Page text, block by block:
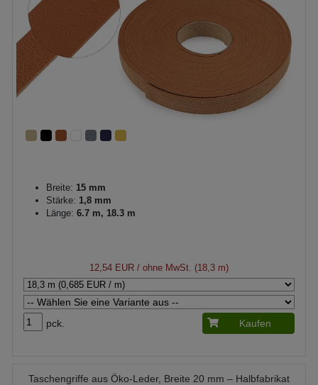
Breite: 15 mm
Stärke: 1,8 mm
Länge: 6.7 m, 18.3 m
12,54 EUR / ohne MwSt. (18,3 m)
pck. Kaufen
Taschengriffe aus Öko-Leder, Breite 20 mm – Halbfabrikat